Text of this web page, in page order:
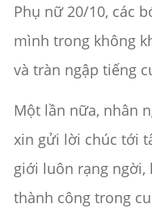
Phụ nữ 20/10, các
mình trong không
và tràn ngập tiếng
Một lần nữa, nhân
xin gửi lời chúc tới
giới luôn rạng ngời,
thành công trong